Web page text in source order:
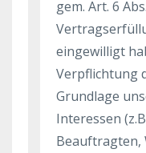
gem. Art. 6
eingewilligt
Verpflichtung
Grundlage
Interessen
Beauftragten,